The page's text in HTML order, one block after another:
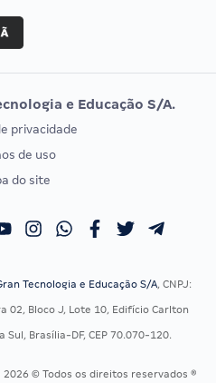
Vunesp
EXAME DE ORDEM
Calendário OAB
e Educação S/A.
privacidade
de uso
do site
Tecnologia e Educação S/A, CNPJ:
02, Bloco J, Lote 10, Edifício Carlton
Sul, Brasília-DF, CEP 70.070-120.
2026 © Todos os direitos reservados ®